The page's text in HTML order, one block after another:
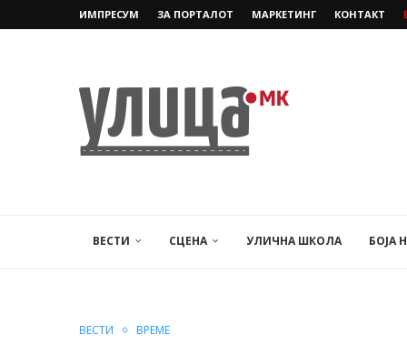
ИМПРЕСУМ ЗА ПОРТАЛОТ МАРКЕТИНГ КОНТАКТ
ВЕСТИ СЦЕНА УЛИЧНА ШКОЛА БОЈА
ВЕСТИ ВРЕМЕ